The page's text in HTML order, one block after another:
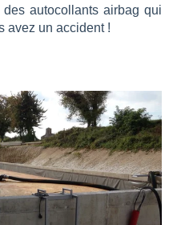
autocollants airbag qui
avez un accident !